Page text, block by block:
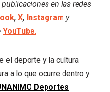
en las redes
, X, Instagram y
YouTube.
el deporte y la cultura
a lo que ocurre dentro y
Deportes